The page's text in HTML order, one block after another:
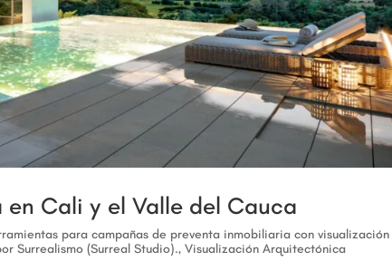
Cali y el Valle del Cauca
para campañas de preventa inmobiliaria con visualización
Surrealismo (Surreal Studio).,Visualización Arquitectónica